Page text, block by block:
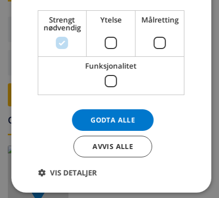
Ankomst:
Avreise:Før: 10:00
RESERVER DENNE VILLAEN ›
Omgivelser
DANISH
NORWEGIAN
Strengt
nødvendig
Ytelse Målretting
Funksjonalitet
GODTA ALLE
AVVIS ALLE
VIS DETALJER